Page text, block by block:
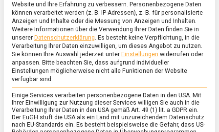
ERNÄHRUNG & GESUNDHEIT /FEATURED
Website und Ihre Erfahrung zu verbessern. Personenbezogene Daten
können verarbeitet werden (z. B. IP-Adressen), z. B. für personalisierte
Anzeigen und Inhalte oder die Messung von Anzeigen und Inhalten.
Weitere Informationen über die Verwendung Ihrer Daten finden Sie in
unserer Datenschutzerklärung. Es besteht keine Verpflichtung, in die
Verarbeitung Ihrer Daten einzuwilligen, um dieses Angebot zu nutzen.
Sie können Ihre Auswahl jederzeit unter Einstellungen widerrufen oder
anpassen. Bitte beachten Sie, dass aufgrund individueller
Einstellungen möglicherweise nicht alle Funktionen der Website
verfügbar sind.
Einige Services verarbeiten personenbezogene Daten in den USA. Mit
Ihrer Einwilligung zur Nutzung dieser Services willigen Sie auch in die
Verarbeitung Ihrer Daten in den USA gemäß Art. 49 (1) lit. a GDPR ein.
Der EuGH stuft die USA als ein Land mit unzureichendem Datenschutz
nach EU-Standards ein. Es besteht beispielsweise die Gefahr, dass US-